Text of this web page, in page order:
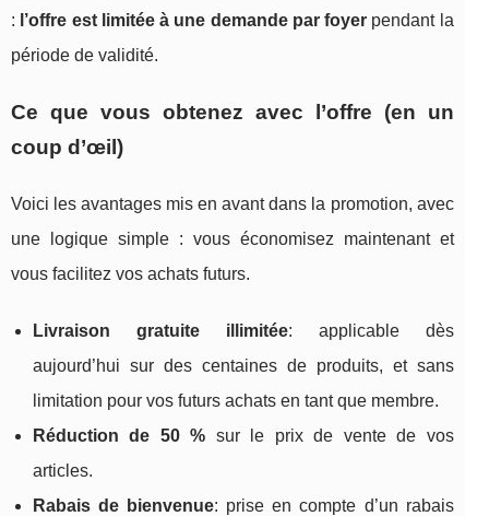
: l’offre est limitée à une demande par foyer pendant la
période de validité.
Ce que vous obtenez avec l’offre (en un
coup d’œil)
Voici les avantages mis en avant dans la promotion, avec
une logique simple : vous économisez maintenant et
vous facilitez vos achats futurs.
Livraison gratuite illimitée: applicable dès
aujourd’hui sur des centaines de produits, et sans
limitation pour vos futurs achats en tant que membre.
Réduction de 50 % sur le prix de vente de vos
articles.
Rabais de bienvenue: prise en compte d’un rabais